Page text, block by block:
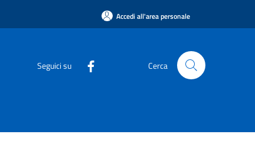
Accedi all'area personale
Seguici su Cerca